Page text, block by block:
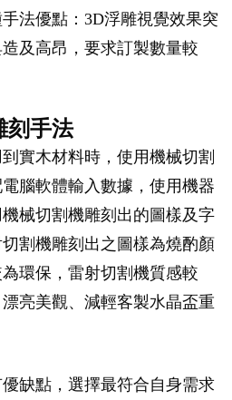
法優點：3D浮雕視覺效果突
及高昂，要求訂製數量較
刻手法
實木材料時，使用機械切割
腦軟體輸入數據，使用機器
械切割機雕刻出的圖樣及字
割機雕刻出之圖樣為燒酌顏
環保，雷射切割機質感較
亮美觀、減輕客製水晶盃重
缺點，選擇最符合自身需求